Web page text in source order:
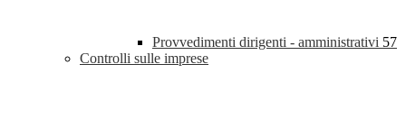
Provvedimenti dirigenti - amministrativi 57
Controlli sulle imprese